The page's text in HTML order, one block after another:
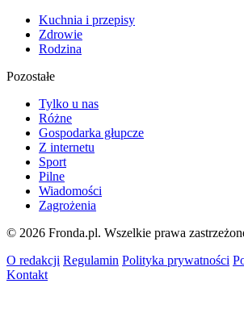
Kuchnia i przepisy
Zdrowie
Rodzina
Pozostałe
Tylko u nas
Różne
Gospodarka głupcze
Z internetu
Sport
Pilne
Wiadomości
Zagrożenia
© 2026 Fronda.pl. Wszelkie prawa
O redakcji Regulamin Polityka prywatności
Kontakt